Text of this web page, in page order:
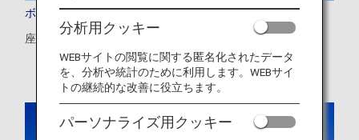
ボーイング787-10 (781)
座数：294席
分析用クッキー
WEBサイトの閲覧に関する匿名化されたデータ
を、分析や統計のために利用します。WEBサイ
トの継続的な改善に役立ちます。
パーソナライズ用クッキー